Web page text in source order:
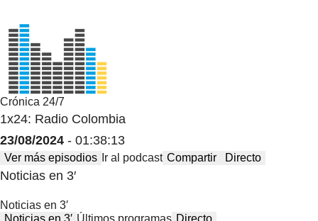
Crónica 24/7
1x24: Radio Colombia
23/08/2024 - 01:38:13
Ver más episodios Ir al podcast Compartir Directo
Noticias en 3′
Noticias en 3′